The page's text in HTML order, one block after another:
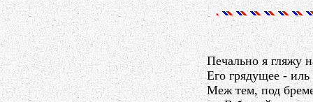
Печально я гляжу
Его грядущее -
Меж тем, под